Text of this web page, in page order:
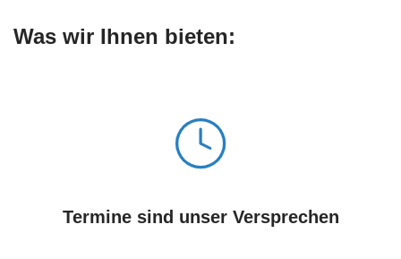
Was wir Ihnen bieten:
Termine sind unser Versprechen